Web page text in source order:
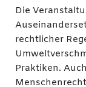
Die
rechtlicher
Praktiken.